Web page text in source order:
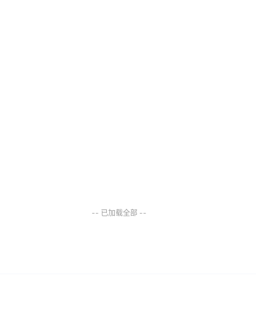
-- 已加载全部 --